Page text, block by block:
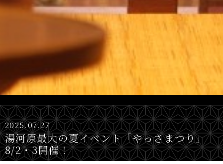
2025.07.27
湯河原最大の夏イベント「やっさまつり」
8/2・3開催！